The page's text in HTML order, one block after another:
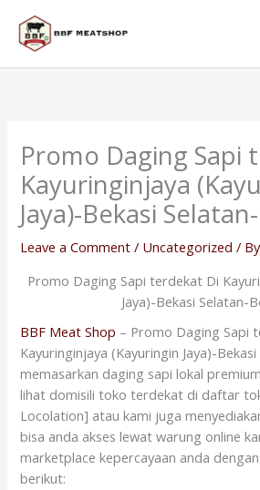
content
Promo Daging Sapi
Kayuringinjaya
Jaya)-Bekasi
Leave a Comment / Uncategorized /
Promo Daging Sapi terdekat Di
Jaya)-Bekasi Selatan-
BBF Meat Shop – Promo Daging Sapi
Kayuringinjaya (Kayuringin Jaya)-
memasarkan daging sapi lokal
lihat domisili toko terdekat di daftar
Locolation] atau kami juga
bisa anda akses lewat warung online
marketplace kepercayaan anda
berikut: